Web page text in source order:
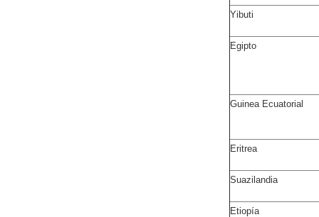
Yibuti
Egipto
Guinea Ecuatorial
Eritrea
Suazilandia
Etiopía